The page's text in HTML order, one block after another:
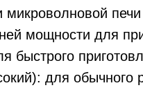
печи
мощности для
для обычного